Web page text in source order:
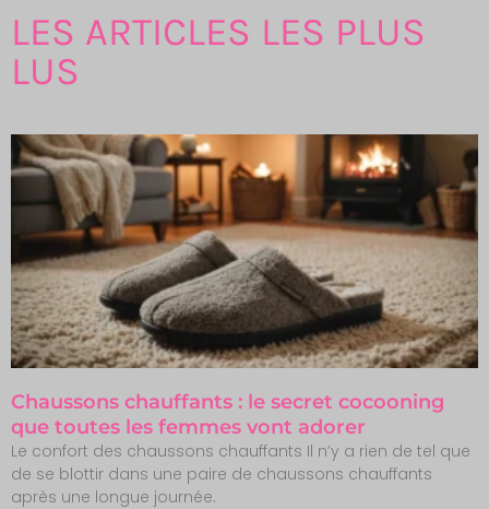
LES ARTICLES LES PLUS
LUS
Chaussons chauffants : le secret cocooning
que toutes les femmes vont adorer
Le confort des chaussons chauffants Il n’y a rien de tel que
de se blottir dans une paire de chaussons chauffants
après une longue journée.